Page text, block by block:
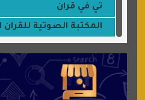
تي في قران
المكتبة الصوتية للقران
موقع سيارات عربية
عالم كوكي